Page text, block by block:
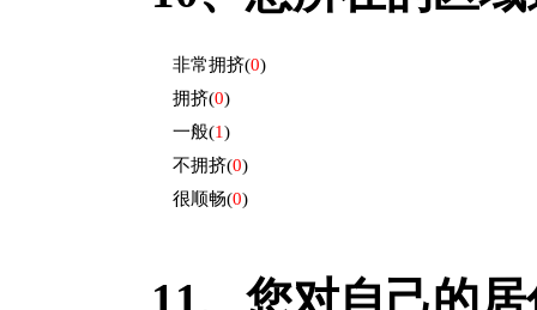
非常拥挤(0)
拥挤(0)
一般(1)
不拥挤(0)
很顺畅(0)